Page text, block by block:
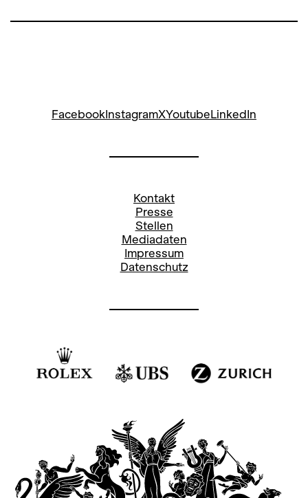
Facebook InstagramXYoutube LinkedIn
Kontakt
Presse
Stellen
Mediadaten
Impressum
Datenschutz